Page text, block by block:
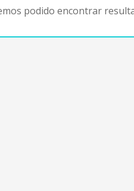
podido encontrar